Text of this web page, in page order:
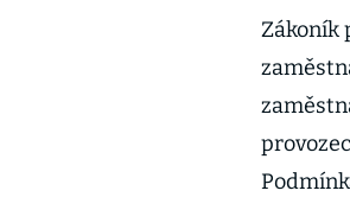
Zákoník